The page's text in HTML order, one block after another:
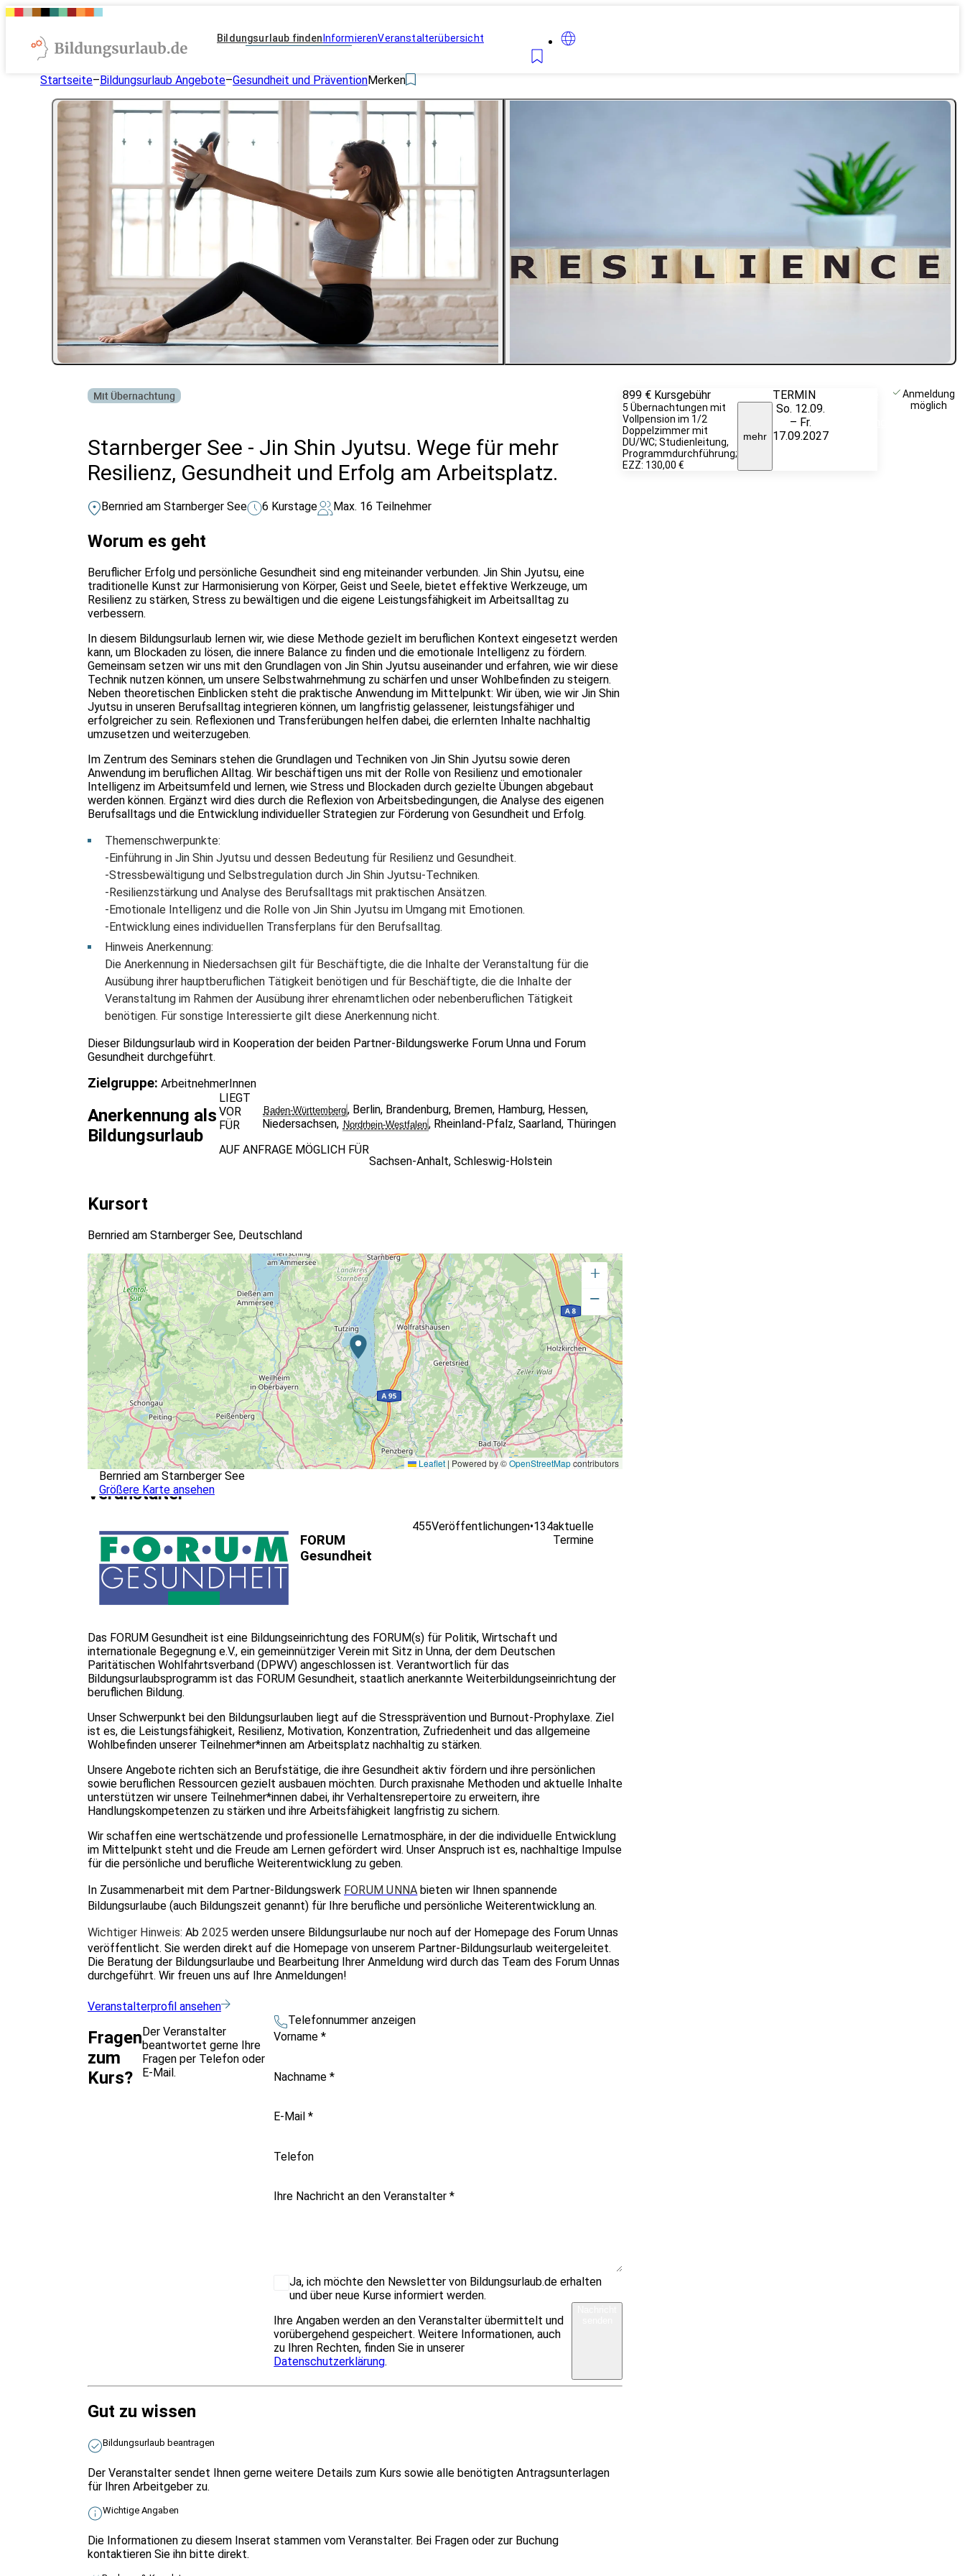
Bildungsurlaub finden InformierenVeranstalterübersicht
Startseite–Bildungsurlaub Angebote–Gesundheit und PräventionMerken
Mit Übernachtung
Starnberger See - Jin Shin Jyutsu. Wege für mehr
Resilienz, Gesundheit und Erfolg am Arbeitsplatz.
Bernried am Starnberger See 6 Kurstage Max. 16 Teilnehmer
Worum es geht
Beruflicher Erfolg und persönliche Gesundheit sind eng miteinander verbunden. Jin Shin Jyutsu, eine
traditionelle Kunst zur Harmonisierung von Körper, Geist und Seele, bietet effektive Werkzeuge, um
Resilienz zu stärken, Stress zu bewältigen und die eigene Leistungsfähigkeit im Arbeitsalltag zu
verbessern.
In diesem Bildungsurlaub lernen wir, wie diese Methode gezielt im beruflichen Kontext eingesetzt werden
kann, um Blockaden zu lösen, die innere Balance zu finden und die emotionale Intelligenz zu fördern.
Gemeinsam setzen wir uns mit den Grundlagen von Jin Shin Jyutsu auseinander und erfahren, wie wir diese
Technik nutzen können, um unsere Selbstwahrnehmung zu schärfen und unser Wohlbefinden zu steigern.
Neben theoretischen Einblicken steht die praktische Anwendung im Mittelpunkt: Wir üben, wie wir Jin Shin
Jyutsu in unseren Berufsalltag integrieren können, um langfristig gelassener, leistungsfähiger und
erfolgreicher zu sein. Reflexionen und Transferübungen helfen dabei, die erlernten Inhalte nachhaltig
umzusetzen und weiterzugeben.
Im Zentrum des Seminars stehen die Grundlagen und Techniken von Jin Shin Jyutsu sowie deren
Anwendung im beruflichen Alltag. Wir beschäftigen uns mit der Rolle von Resilienz und emotionaler
Intelligenz im Arbeitsumfeld und lernen, wie Stress und Blockaden durch gezielte Übungen abgebaut
werden können. Ergänzt wird dies durch die Reflexion von Arbeitsbedingungen, die Analyse des eigenen
Berufsalltags und die Entwicklung individueller Strategien zur Förderung von Gesundheit und Erfolg.
Themenschwerpunkte:
-Einführung in Jin Shin Jyutsu und dessen Bedeutung für Resilienz und Gesundheit.
-Stressbewältigung und Selbstregulation durch Jin Shin Jyutsu-Techniken.
-Resilienzstärkung und Analyse des Berufsalltags mit praktischen Ansätzen.
-Emotionale Intelligenz und die Rolle von Jin Shin Jyutsu im Umgang mit Emotionen.
-Entwicklung eines individuellen Transferplans für den Berufsalltag.
Hinweis Anerkennung:
Die Anerkennung in Niedersachsen gilt für Beschäftigte, die die Inhalte der Veranstaltung für die
Ausübung ihrer hauptberuflichen Tätigkeit benötigen und für Beschäftigte, die die Inhalte der
Veranstaltung im Rahmen der Ausübung ihrer ehrenamtlichen oder nebenberuflichen Tätigkeit
benötigen. Für sonstige Interessierte gilt diese Anerkennung nicht.
Dieser Bildungsurlaub wird in Kooperation der beiden Partner-Bildungswerke Forum Unna und Forum
Gesundheit durchgeführt.
Zielgruppe: ArbeitnehmerInnen
Anerkennung als
Bildungsurlaub
LIEGT
VOR
FÜR
Baden-Württemberg, Berlin, Brandenburg, Bremen, Hamburg, Hessen,
Niedersachsen, Nordrhein-Westfalen, Rheinland-Pfalz, Saarland, Thüringen
AUF ANFRAGE MÖGLICH FÜR
Sachsen-Anhalt,Schleswig-Holstein
Kursort
Bernried am Starnberger See, Deutschland
+
−
Leaflet | Powered by ©OpenStreetMapcontributors
Bernried am Starnberger See
Größere Karte ansehen
Veranstalter
FORUM
Gesundheit
455Veröffentlichungen•134aktuelle
Termine
Das FORUM Gesundheit ist eine Bildungseinrichtung des FORUM(s) für Politik, Wirtschaft und
internationale Begegnung e.V., ein gemeinnütziger Verein mit Sitz in Unna, der dem Deutschen
Paritätischen Wohlfahrtsverband (DPWV) angeschlossen ist. Verantwortlich für das
Bildungsurlaubsprogramm ist das FORUM Gesundheit, staatlich anerkannte Weiterbildungseinrichtung der
beruflichen Bildung.
Unser Schwerpunkt bei den Bildungsurlauben liegt auf die Stressprävention und Burnout-Prophylaxe. Ziel
ist es, die Leistungsfähigkeit, Resilienz, Motivation, Konzentration, Zufriedenheit und das allgemeine
Wohlbefinden unserer Teilnehmer*innen am Arbeitsplatz nachhaltig zu stärken.
Unsere Angebote richten sich an Berufstätige, die ihre Gesundheit aktiv fördern und ihre persönlichen
sowie beruflichen Ressourcen gezielt ausbauen möchten. Durch praxisnahe Methoden und aktuelle Inhalte
unterstützen wir unsere Teilnehmer*innen dabei, ihr Verhaltensrepertoire zu erweitern, ihre
Handlungskompetenzen zu stärken und ihre Arbeitsfähigkeit langfristig zu sichern.
Wir schaffen eine wertschätzende und professionelle Lernatmosphäre, in der die individuelle Entwicklung
im Mittelpunkt steht und die Freude am Lernen gefördert wird. Unser Anspruch ist es, nachhaltige Impulse
für die persönliche und berufliche Weiterentwicklung zu geben.
In Zusammenarbeit mit dem Partner-Bildungswerk FORUM UNNA bieten wir Ihnen spannende
Bildungsurlaube (auch Bildungszeit genannt) für Ihre berufliche und persönliche Weiterentwicklung an.
Wichtiger Hinweis: Ab2025 werden unsere Bildungsurlaube nur noch auf der Homepage des Forum Unnas
veröffentlicht. Sie werden direkt auf die Homepage von unserem Partner-Bildungsurlaub weitergeleitet.
Die Beratung der Bildungsurlaube und Bearbeitung Ihrer Anmeldung wird durch das Team des Forum Unnas
durchgeführt. Wir freuen uns auf Ihre Anmeldungen!
Veranstalterprofil ansehen
Fragen
zum
Kurs?
Der Veranstalter
beantwortet gerne Ihre
Fragen per Telefon oder
E-Mail.
Telefonnummer anzeigen
Vorname*
Nachname*
E-Mail*
Telefon
Ihre Nachricht an den Veranstalter*
Ja, ich möchte den Newsletter von Bildungsurlaub.de erhalten
und über neue Kurse informiert werden.
Ihre Angaben werden an den Veranstalter übermittelt und
vorübergehend gespeichert. Weitere Informationen, auch
zu Ihren Rechten, finden Sie in unserer
Datenschutzerklärung.
Gut zu wissen
Bildungsurlaub beantragen
Der Veranstalter sendet Ihnen gerne weitere Details zum Kurs sowie alle benötigten Antragsunterlagen
für Ihren Arbeitgeber zu.
Wichtige Angaben
Die Informationen zu diesem Inserat stammen vom Veranstalter. Bei Fragen oder zur Buchung
kontaktieren Sie ihn bitte direkt.
899 € Kursgebühr
5 Übernachtungen mit
Vollpension im 1/2
Doppelzimmer mit
DU/WC; Studienleitung,
Programmdurchführung;
EZZ: 130,00 €
mehr
TERMIN
So. 12.09.
– Fr.
17.09.2027
Anmeldung
möglich